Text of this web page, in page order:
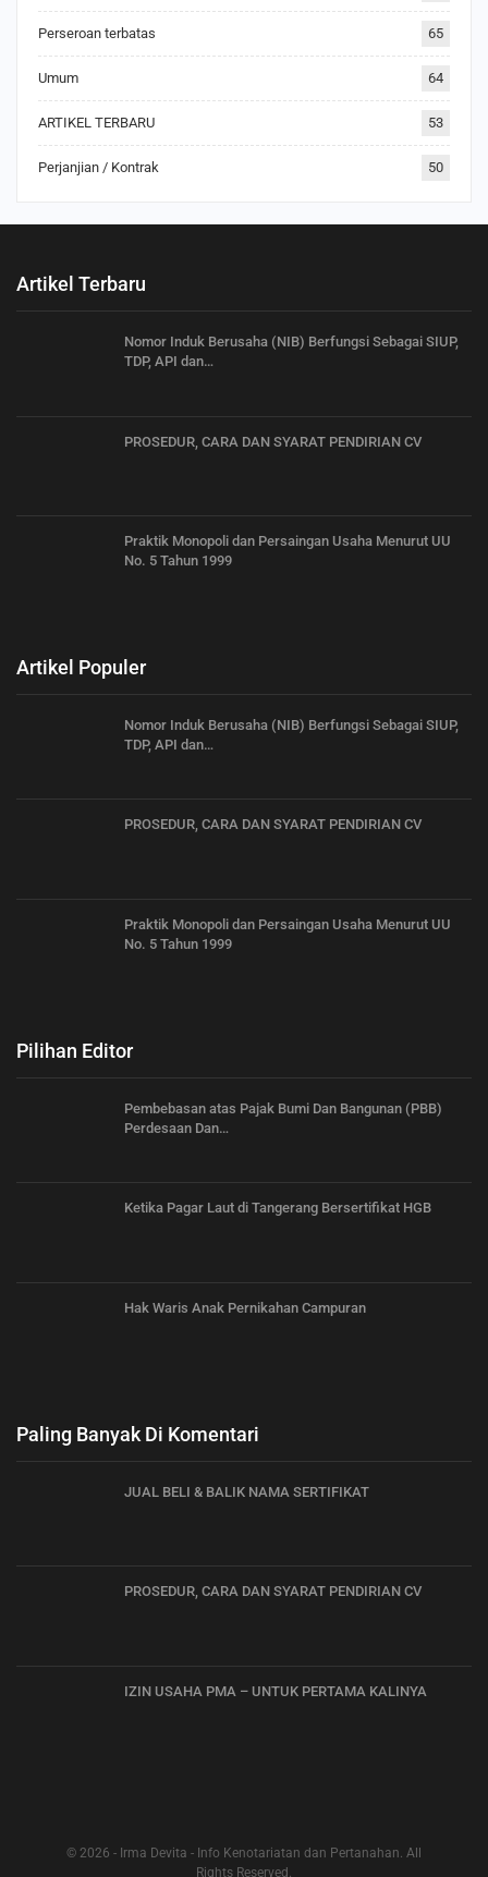
Perseroan terbatas 65
Umum 64
ARTIKEL TERBARU 53
Perjanjian / Kontrak 50
Artikel Terbaru
Nomor Induk Berusaha (NIB) Berfungsi Sebagai SIUP,
TDP, API dan…
PROSEDUR, CARA DAN SYARAT PENDIRIAN CV
Praktik Monopoli dan Persaingan Usaha Menurut UU
No. 5 Tahun 1999
Artikel Populer
Nomor Induk Berusaha (NIB) Berfungsi Sebagai SIUP,
TDP, API dan…
PROSEDUR, CARA DAN SYARAT PENDIRIAN CV
Praktik Monopoli dan Persaingan Usaha Menurut UU
No. 5 Tahun 1999
Pilihan Editor
Pembebasan atas Pajak Bumi Dan Bangunan (PBB)
Perdesaan Dan…
Ketika Pagar Laut di Tangerang Bersertifikat HGB
Hak Waris Anak Pernikahan Campuran
Paling Banyak Di Komentari
JUAL BELI & BALIK NAMA SERTIFIKAT
PROSEDUR, CARA DAN SYARAT PENDIRIAN CV
IZIN USAHA PMA – UNTUK PERTAMA KALINYA
© 2026 - Irma Devita - Info Kenotariatan dan Pertanahan. All
Rights Reserved.